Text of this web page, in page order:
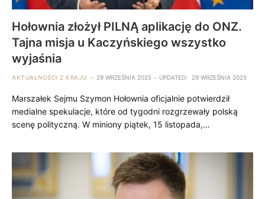
Hołownia złożył PILNĄ aplikację do ONZ.
Tajna misja u Kaczyńskiego wszystko
wyjaśnia
AKTUALNOŚCI Z KRAJU 29 WRZEŚNIA 2025 UPDATED: 29 WRZEŚNIA 2025
Marszałek Sejmu Szymon Hołownia oficjalnie potwierdził
medialne spekulacje, które od tygodni rozgrzewały polską
scenę polityczną. W miniony piątek, 15 listopada,…